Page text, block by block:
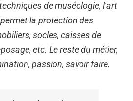
de muséologie, l’art
la protection des
socles, caisses de
etc. Le reste du métier,
passion, savoir faire.